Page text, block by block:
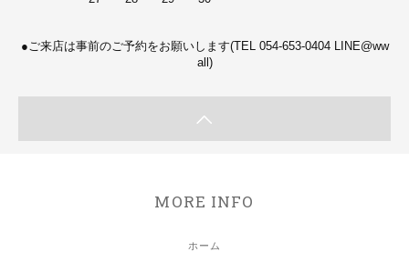
●ご来店は事前のご予約をお願いします(TEL 054-653-0404 LINE@ww
all)
MORE INFO
ホーム